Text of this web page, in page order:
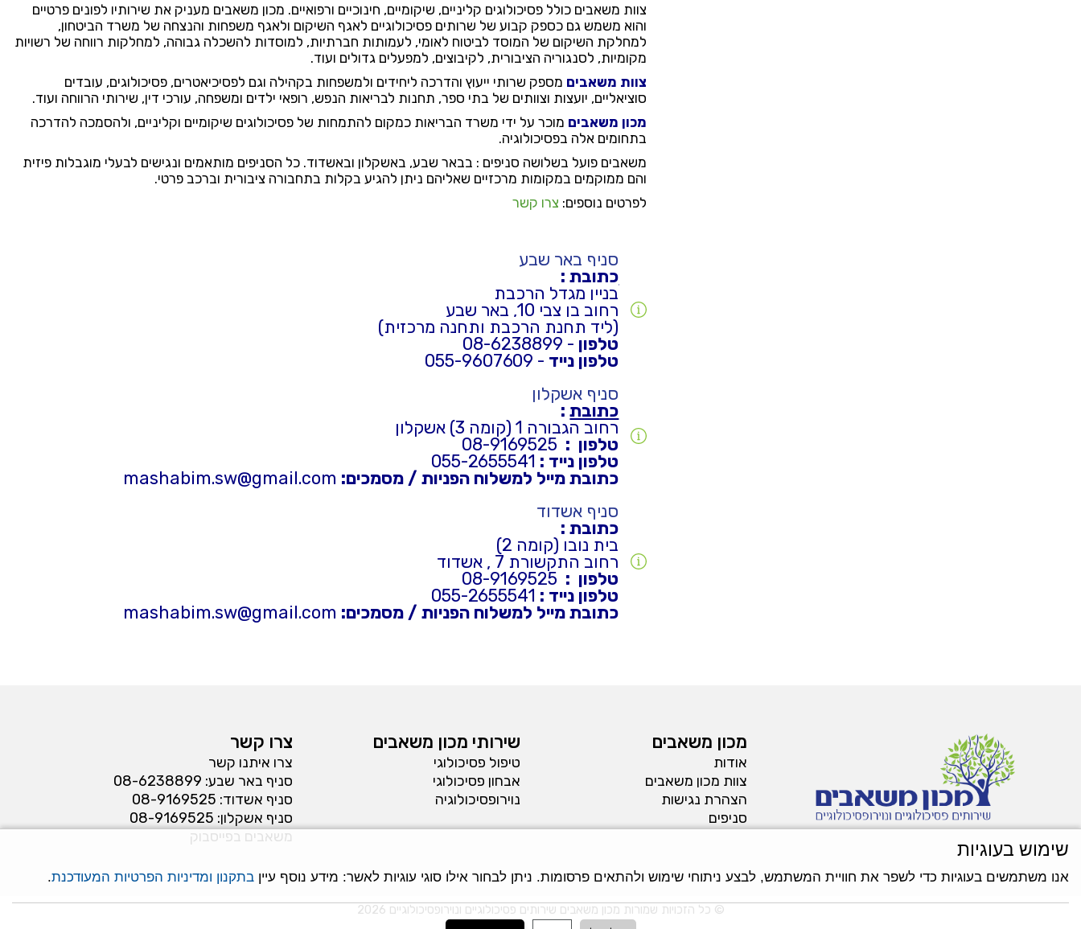
צוות משאבים כולל פסיכולוגים קליניים, שיקומיים, חינוכיים ורפואיים. מכון משאבים מעניק את שירותיו לפונים פרטיים
והוא משמש גם כספק קבוע של שרותים פסיכולוגיים לאגף השיקום ולאגף משפחות והנצחה של משרד הביטחון,
למחלקת השיקום של המוסד לביטוח לאומי, לעמותות חברתיות, למוסדות להשכלה גבוהה, למחלקות רווחה של רשויות
מקומיות, לסנגוריה הציבורית, לקיבוצים, למפעלים גדולים ועוד.
צוות משאבים מספק שרותי ייעוץ והדרכה ליחידים ולמשפחות בקהילה וגם לפסיכיאטרים, פסיכולוגים, עובדים
סוציאליים, יועצות וצוותים של בתי ספר, תחנות לבריאות הנפש, רופאי ילדים ומשפחה, עורכי דין, שירותי הרווחה ועוד.
מכון משאבים מוכר על ידי משרד הבריאות כמקום להתמחות של פסיכולוגים שיקומיים וקליניים, ולהסמכה להדרכה
בתחומים אלה בפסיכולוגיה.
משאבים פועל בשלושה סניפים : בבאר שבע, באשקלון ובאשדוד. כל הסניפים מותאמים ונגישים לבעלי מוגבלות פיזית
והם ממוקמים במקומות מרכזיים שאליהם ניתן להגיע בקלות בתחבורה ציבורית וברכב פרטי.
לפרטים נוספים: צרו קשר
סניף באר שבע
כתובת:
בניין מגדל הרכבת
רחוב בן צבי 10, באר שבע
(ליד תחנת הרכבת ותחנה מרכזית)
טלפון - 08-6238899
טלפון נייד - 055-9607609
סניף אשקלון
כתובת:
רחוב הגבורה 1 (קומה 3) אשקלון
טלפון :
טלפון נייד :
כתובת מייל למשלוח הפניות / מסמכים: mashabim.sw@gmail.com
סניף אשדוד
כתובת :
בית נובו (קומה 2)
רחוב התקשורת 7 , אשדוד
טלפון :
טלפון נייד :
כתובת מייל למשלוח הפניות / מסמכים: mashabim.sw@gmail.com
מכון משאבים
אודות
צוות מכון משאבים
הצהרת נגישות
סניפים
שירותי מכון משאבים
טיפול פסיכולוגי
אבחון פסיכולוגי
נוירופסיכולוגיה
צרו קשר
צרו איתנו קשר
סניף באר שבע: 08-6238899
סניף אשדוד: 08-9169525
סניף אשקלון: 08-9169525
משאבים בפייסבוק
© כל הזכויות שמורות מכון משאבים שירותים פסיכולוגיים ונוירופסיכולוגיים 2026
שימוש בעוגיות
אנו משתמשים בעוגיות כדי לשפר את חוויית המשתמש, לבצע ניתוחי שימוש ולהתאים פרסומות. ניתן לבחור אילו סוגי עוגיות לאשר: מידע נוסף עיין בתקנון ומדיניות הפרטיות המעודכנת.